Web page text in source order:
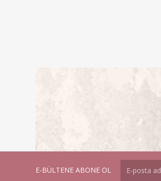
E-BÜLTENE ABONE OL